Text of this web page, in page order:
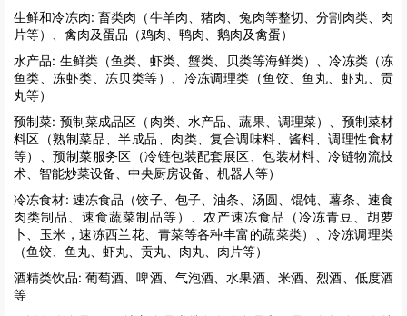
生鲜和冷冻肉: 畜类肉（牛羊肉、猪肉、兔肉等整切、分割肉类、肉
片等）、禽肉及蛋品（鸡肉、鸭肉、鹅肉及禽蛋）
水产品: 生鲜类（鱼类、虾类、蟹类、贝类等海鲜类）、冷冻类（冻
鱼类、冻虾类、冻贝类等）、冷冻调理类（鱼饺、鱼丸、虾丸、贡
丸等）
预制菜: 预制菜成品区（肉类、水产品、蔬果、调理菜）、预制菜材
料区（熟制菜品、半成品、肉类、复合调味料、酱料、调理性食材
等）、预制菜服务区（冷链包装配套展区、包装材料、冷链物流技
术、智能炒菜设备、中央厨房设备、机器人等）
冷冻食材: 速冻食品（饺子、包子、油条、汤圆、馄饨、薯条、速食
肉类制品、速食蔬菜制品等）、农产速冻食品（冷冻青豆、胡萝
卜、玉米，速冻西兰花、青菜等各种丰富的蔬菜类）、冷冻调理类
（鱼饺、鱼丸、虾丸、贡丸、肉丸、肉片等）
酒精类饮品: 葡萄酒、啤酒、气泡酒、水果酒、米酒、烈酒、低度酒
等